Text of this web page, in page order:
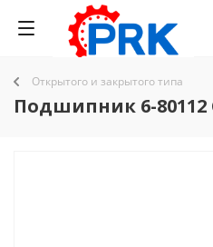
Открытого и закрытого типа
Подшипник 6-80112